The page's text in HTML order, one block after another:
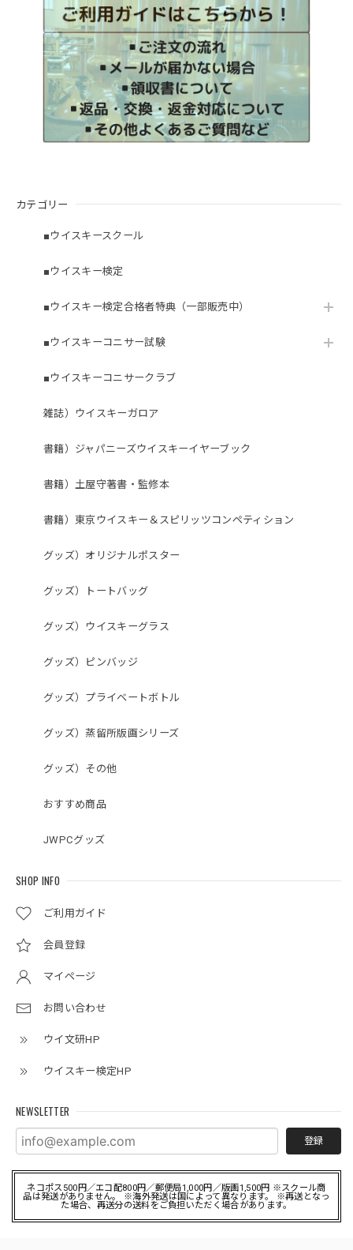
カテゴリー
■ウイスキースクール
■ウイスキー検定
■ウイスキー検定合格者特典（一部販売中）
■ウイスキーコニサー試験
■ウイスキーコニサークラブ
雑誌）ウイスキーガロア
書籍）ジャパニーズウイスキーイヤーブック
書籍）土屋守著書・監修本
書籍）東京ウイスキー＆スピリッツコンペティション
グッズ）オリジナルポスター
グッズ）トートバッグ
グッズ）ウイスキーグラス
グッズ）ピンバッジ
グッズ）プライベートボトル
グッズ）蒸留所版画シリーズ
グッズ）その他
おすすめ商品
JWPCグッズ
SHOP INFO
ご利用ガイド
会員登録
マイページ
お問い合わせ
ウイ文研HP
ウイスキー検定HP
NEWSLETTER
登録
ネコポス500円／エコ配800円／郵便局1,000円／版画1,500円 ※スクール商
品は発送がありません。 ※海外発送は国によって異なります。 ※再送となっ
た場合、再送分の送料をご負担いただく場合があります。